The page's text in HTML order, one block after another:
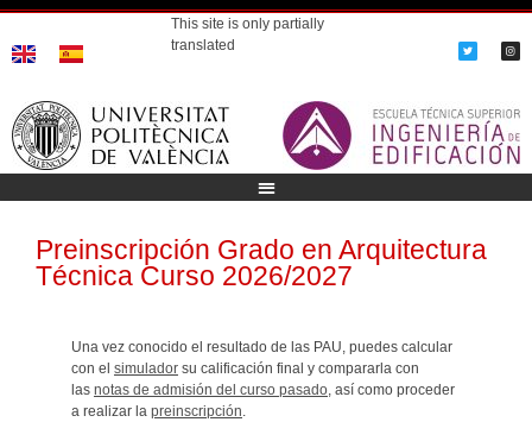
This site is only partially
translated
Preinscripción Grado en Arquitectura
Técnica Curso 2026/2027
Una vez conocido el resultado de las PAU, puedes calcular
con el simulador su calificación final y compararla con
las notas de admisión del curso pasado , así como proceder
a realizar la preinscripción